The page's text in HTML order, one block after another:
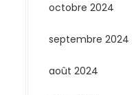
octobre 2024
septembre 2024
août 2024